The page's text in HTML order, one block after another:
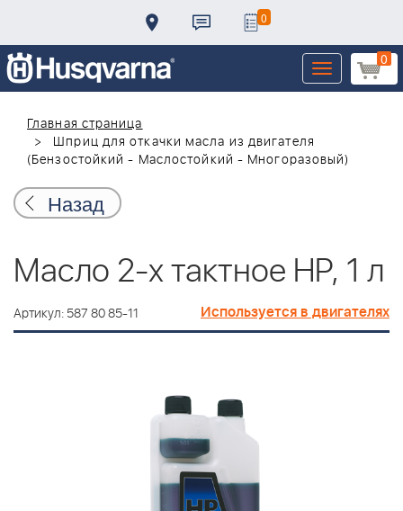
0
0
Toggle
navigation
Главная страница
Шприц для откачки масла из двигателя
(Бензостойкий - Маслостойкий - Многоразовый)
Назад
Масло 2-х тактное HP, 1 л
Артикул: 587 80 85-11 Используется в двигателях